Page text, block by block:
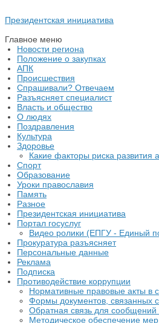
Президентская инициатива
Главное меню
Новости региона
Положение о закупках
АПК
Происшествия
Спрашивали? Отвечаем
Разъясняет специалист
Власть и общество
О людях
Поздравления
Культура
Здоровье
Какие факторы риска развития
Спорт
Образование
Уроки православия
Память
Разное
Президентская инициатива
Портал госуслуг
Видео ролики (ЕПГУ - Единый
Прокуратура разъясняет
Персональные данные
Реклама
Подписка
Противодействие коррупции
Нормативные правовые акты в
Формы документов, связанных
Обратная связь для сообщений
Методическое обеспечение